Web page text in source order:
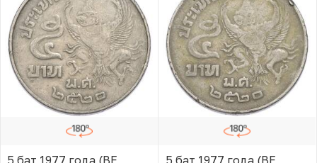
5 бат 1977 года (BE 5 бат 1977 года (BE